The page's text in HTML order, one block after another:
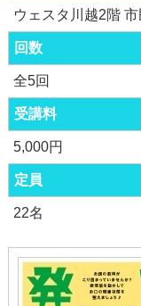
ウェスタ川越2階
回数
全5回
受講料
5,000円
定員
22名